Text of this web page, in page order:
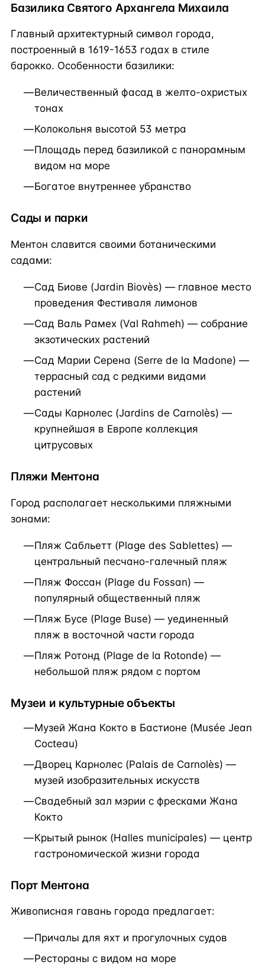
Базилика Святого Архангела Михаила
Главный архитектурный символ города,
построенный в 1619-1653 годах в стиле
барокко. Особенности базилики:
Величественный фасад в желто-охристых
тонах
Колокольня высотой 53 метра
Площадь перед базиликой с панорамным
видом на море
Богатое внутреннее убранство
Сады и парки
Ментон славится своими ботаническими
садами:
Сад Биове (Jardin Biovès) — главное место
проведения Фестиваля лимонов
Сад Валь Рамех (Val Rahmeh) — собрание
экзотических растений
Сад Марии Серена (Serre de la Madone) —
террасный сад с редкими видами
растений
Сады Карнолес (Jardins de Carnolès) —
крупнейшая в Европе коллекция
цитрусовых
Пляжи Ментона
Город располагает несколькими пляжными
зонами:
Пляж Сабльетт (Plage des Sablettes) —
центральный песчано-галечный пляж
Пляж Фоссан (Plage du Fossan) —
популярный общественный пляж
Пляж Бусе (Plage Buse) — уединенный
пляж в восточной части города
Пляж Ротонд (Plage de la Rotonde) —
небольшой пляж рядом с портом
Музеи и культурные объекты
Музей Жана Кокто в Бастионе (Musée Jean
Cocteau)
Дворец Карнолес (Palais de Carnolès) —
музей изобразительных искусств
Свадебный зал мэрии с фресками Жана
Кокто
Крытый рынок (Halles municipales) — центр
гастрономической жизни города
Порт Ментона
Живописная гавань города предлагает:
Причалы для яхт и прогулочных судов
Рестораны с видом на море